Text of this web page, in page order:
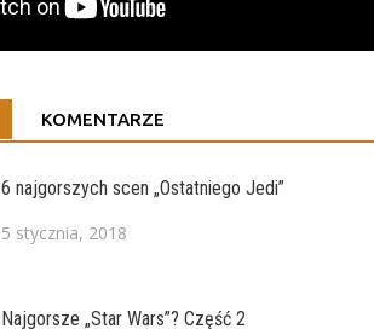
KOMENTARZE
6 najgorszych scen „Ostatniego Jedi”
5 stycznia, 2018
Najgorsze „Star Wars”? Część 2